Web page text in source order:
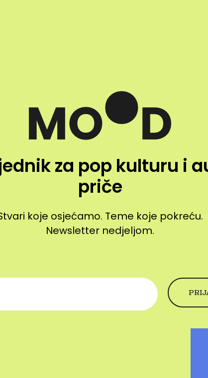
za pop kulturu i
priče
koje osjećamo. Teme koje pokreću.
Newsletter nedjeljom.